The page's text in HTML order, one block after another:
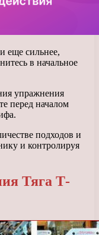
еще сильнее,
в начальное
упражнения
перед началом
подходов и
и контролируя
Тяга Т-